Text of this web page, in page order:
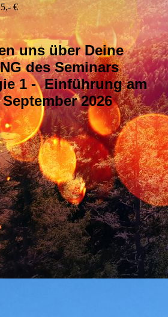
€
uns über Deine
des Seminars
1 - Einführung am
September 2026